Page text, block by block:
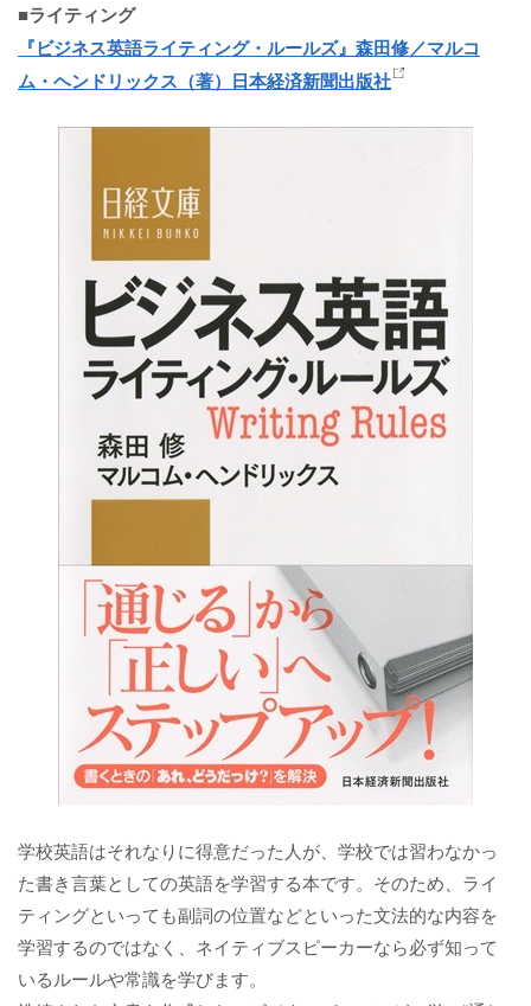
■ライティング
『ビジネス英語ライティング・ルールズ』森田修／マルコ
ム・ヘンドリックス（著）日本経済新聞出版社
学校英語はそれなりに得意だった人が、学校では習わなかっ
た書き言葉としての英語を学習する本です。そのため、ライ
ティングといっても副詞の位置などといった文法的な内容を
学習するのではなく、ネイティブスピーカーなら必ず知って
いるルールや常識を学びます。